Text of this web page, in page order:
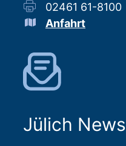
02461 61-8100
Anfahrt
Jülich News